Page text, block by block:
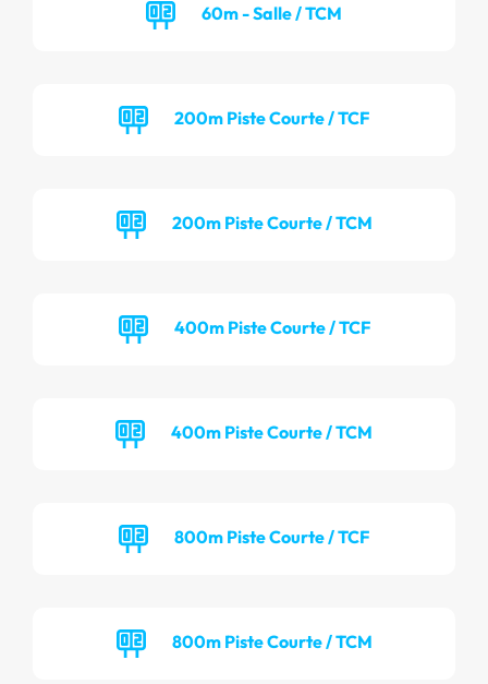
60m - Salle / TCM
200m Piste Courte / TCF
200m Piste Courte / TCM
400m Piste Courte / TCF
400m Piste Courte / TCM
800m Piste Courte / TCF
800m Piste Courte / TCM